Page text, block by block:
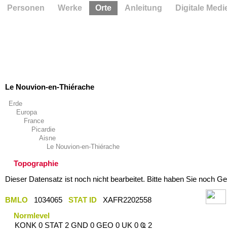
Le Nouvion-en-Thiérache
Erde
Europa
France
Picardie
Aisne
Le Nouvion-en-Thiérache
Topographie
Dieser Datensatz ist noch nicht bearbeitet. Bitte haben Sie noch
BMLO 1034065 STAT ID
XAFR2202558
Normlevel
KONK 0 STAT 2 GND 0 GEO 0 UK 0 Ҩ 2
Personen Werke Orte Anleitung Digitale